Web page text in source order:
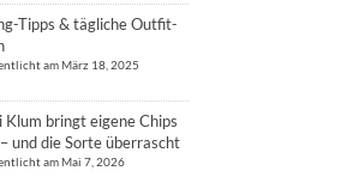
Tipps & tägliche Outfit-
am März 18, 2025
Klum bringt eigene Chips
und die Sorte überrascht
am Mai 7, 2026